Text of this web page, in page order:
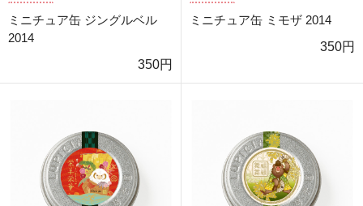
ミニチュア缶 ジングルベル
2014
350円
ミニチュア缶 ミモザ 2014
350円